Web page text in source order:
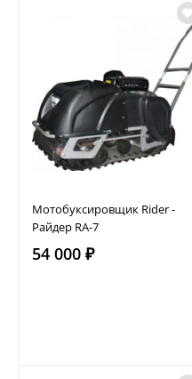
Мотобуксировщик Rider -
Райдер RA-7
54 000 ₽